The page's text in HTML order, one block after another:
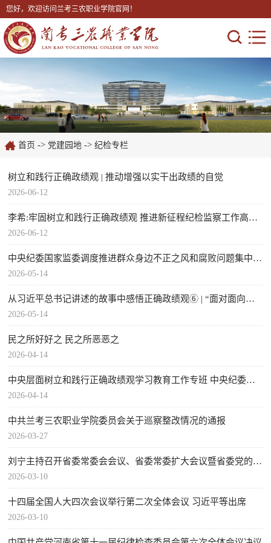
您好，欢迎访问兰考三农职业学院官网！
首页 -> 党建园地 -> 纪检专栏
树立和践行正确政绩观 | 推动增强以实干出政绩的自觉
2026-06-12
李希:牢固树立和践行正确政绩观 推进新征程纪检监察工作高质量发展
2026-06-12
中央纪委国家监委调度推进群众身边不正之风和腐败问题集中整治工作
2026-05-14
从习近平总书记讲述的故事中感悟正确政绩观⑥ | “面对面向群众请教、同群众商量”
2026-05-14
民之所好好之 民之所恶恶之
2026-04-14
中央层面树立和践行正确政绩观学习教育工作专班 中央纪委办公厅 公开通报四川省昭觉县、湖北省文化和旅游厅及湖北艺术职业学院 政绩观存在偏差、不顾实际使用财政资金问题
2026-04-14
中共兰考三农职业学院委员会关于巡察整改情况的通报
2026-03-27
刘宁主持召开省委常委会会议、省委常委扩大会议暨省委党的建设工作领导小组会议 认认真真、扎扎实实开展树立和践行正确政绩观学习教育
2026-03-10
十四届全国人大四次会议举行第二次全体会议 习近平等出席
2026-03-10